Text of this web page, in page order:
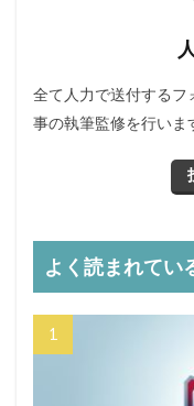
全て人力で送付するフ
事の執筆監修を行いま
よく読まれてい